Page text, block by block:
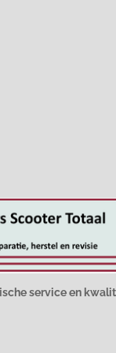
service en